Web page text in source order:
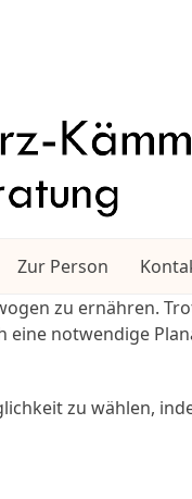
Zur Person
zu ernähren.
notwendige
zu wählen,